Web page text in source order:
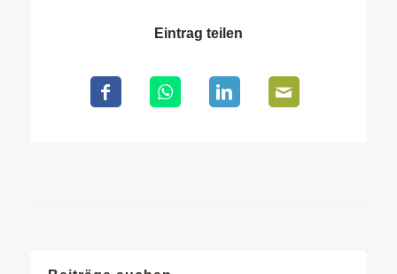
Eintrag teilen